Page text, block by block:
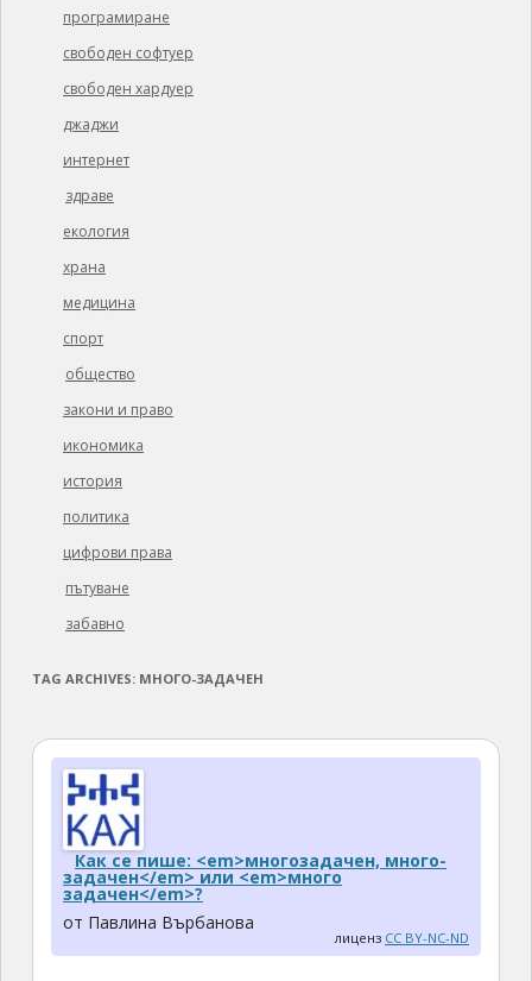
програмиране
свободен софтуер
свободен хардуер
джаджи
интернет
здраве
екология
храна
медицина
спорт
общество
закони и право
икономика
история
политика
цифрови права
пътуване
забавно
TAG ARCHIVES: МНОГО-ЗАДАЧЕН
Как се пише: <em>многозадачен, много-
задачен</em> или <em>много
задачен</em>?
от Павлина Върбанова
лиценз CC BY-NC-ND